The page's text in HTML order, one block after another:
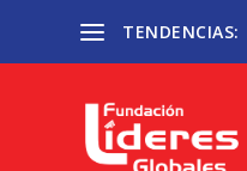
TENDENCIAS: